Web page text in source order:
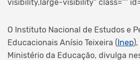
visibility,large-visibility” class=””
O Instituto Nacional de Estudos e
Educacionais Anísio Teixeira ( Inep
Ministério da Educação, divulga